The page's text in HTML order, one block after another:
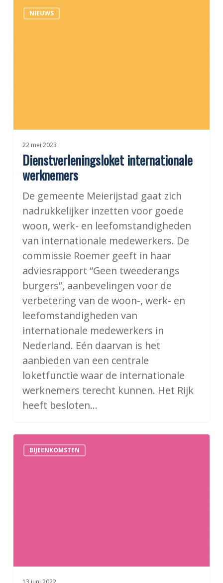
Dienstverleningsloket
internationale
NIEUWS
22 mei 2023
Dienstverleningsloket internationale
werknemers
De gemeente Meierijstad gaat zich
nadrukkelijker inzetten voor goede
woon, werk- en leefomstandigheden
van internationale medewerkers. De
commissie Roemer geeft in haar
adviesrapport “Geen tweederangs
burgers”, aanbevelingen voor de
verbetering van de woon-, werk- en
leefomstandigheden van
internationale medewerkers in
Nederland. Eén daarvan is het
aanbieden van een centrale
loketfunctie waar de internationale
werknemers terecht kunnen. Het Rijk
heeft besloten…
Mobiliteit
als BIJEENKOMSTEN